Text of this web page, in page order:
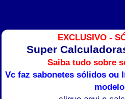
EXCLUSIVO -
Super
Saiba tudo sobre
Vc faz sabonetes sólidos ou